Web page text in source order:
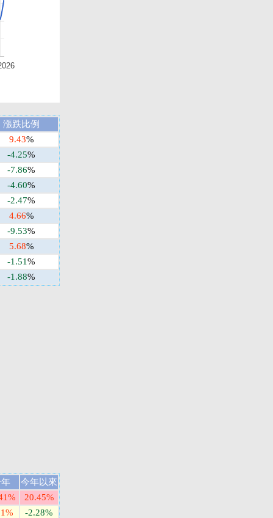
漲跌比例
9.43%
-4.25%
-7.86%
-4.60%
-2.47%
4.66%
-9.53%
5.68%
-1.51%
-1.88%
今年以來
20.45%
-2.28%